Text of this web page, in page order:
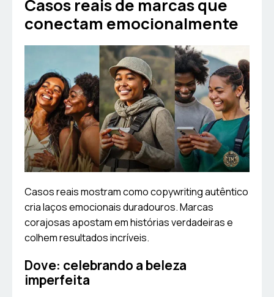
Casos reais de marcas que
conectam emocionalmente
Casos reais mostram como copywriting autêntico
cria laços emocionais duradouros. Marcas
corajosas apostam em histórias verdadeiras e
colhem resultados incríveis.
Dove: celebrando a beleza
imperfeita